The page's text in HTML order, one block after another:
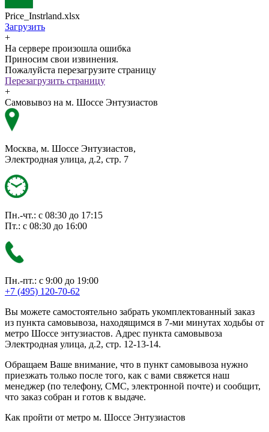
Price_Instrland.xlsx
Загрузить
+
На сервере произошла ошибка
Приносим свои извинения.
Пожалуйста перезагрузите страницу
Перезагрузить страницу
+
Самовывоз на м. Шоссе Энтузиастов
Москва, м. Шоссе Энтузиастов,
Электродная улица, д.2, стр. 7
Пн.-чт.: с 08:30 до 17:15
Пт.: с 08:30 до 16:00
Пн.-пт.: с 9:00 до 19:00
+7 (495) 120-70-62
Вы можете самостоятельно забрать укомплектованный заказ
из пункта самовывоза, находящимся в 7-ми минутах ходьбы от
метро Шоссе энтузиастов. Адрес пункта самовывоза
Электродная улица, д.2, стр. 12-13-14.
Обращаем Ваше внимание, что в пункт самовывоза нужно
приезжать только после того, как с вами свяжется наш
менеджер (по телефону, СМС, электронной почте) и сообщит,
что заказ собран и готов к выдаче.
Как пройти от метро м. Шоссе Энтузиастов